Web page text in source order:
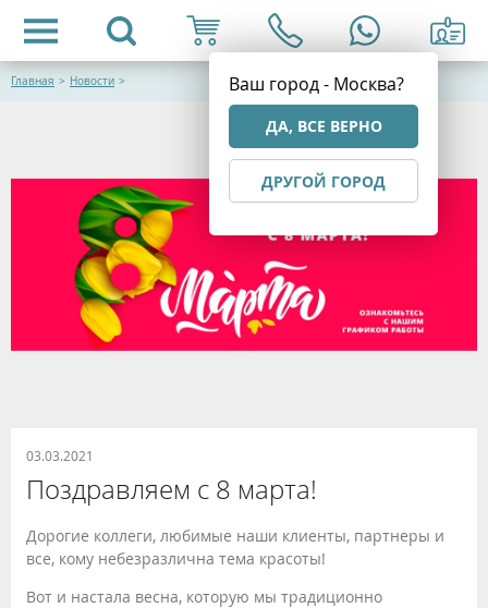
Ваш город - Москва?
ДА, ВСЕ ВЕРНО
ДРУГОЙ ГОРОД
Главная > Новости >
03.03.2021
Поздравляем с 8 марта!
Дорогие коллеги, любимые наши клиенты, партнеры и
все, кому небезразлична тема красоты!
Вот и настала весна, которую мы традиционно